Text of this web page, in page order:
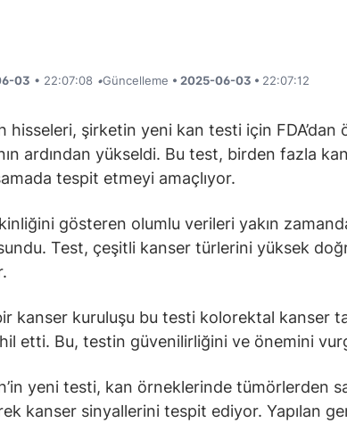
03 • 22:07:08 •Güncelleme • 2025-06-03 • 22:07:12
hisseleri, şirketin yeni kan testi için FDA’dan
ardından yükseldi. Bu test, birden fazla
tespit etmeyi amaçlıyor.
gösteren olumlu verileri yakın
Test, çeşitli kanser türlerini yüksek
kanser kuruluşu bu testi kolorektal kanser
etti. Bu, testin güvenilirliğini ve önemini
yeni testi, kan örneklerinde tümörlerden
kanser sinyallerini tespit ediyor. Yapılan